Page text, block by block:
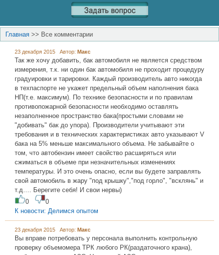
Главная >> Все комментарии
23 декабря 2015 Автор: Макс
Так же хочу добавить, бак автомобиля не является средством
измерения, т.к. ни один бак автомобиля не проходит процедуру
градуировки и тарировки. Каждый производитель авто никогда
в техпаспорте не укажет предельный объем наполнения бака
НП(т.е. максимум). По технике безопасности и по правилам
противопожарной безопасности необходимо оставлять
незаполненное пространство бака(простыми словами не
"добивать" бак до упора). Производители учитывают эти
требования и в технических характеристиках авто указывают V
бака на 5% меньше максимального объема. Не забывайте о
том, что автобензин имеет свойство расширяться или
сжиматься в объеме при незначительных изменениях
температуры. И это очень опасно, если вы будете заправлять
свой автомобиль в жару "под крышку","под горло", "всклянь" и
т.д…. Берегите себя! И свои нервы)
0
0
К новости: Делимся опытом
23 декабря 2015 Автор: Макс
Вы вправе потребовать у персонала выполнить контрольную
проверку объемомера ТРК любого РК(раздаточного крана),